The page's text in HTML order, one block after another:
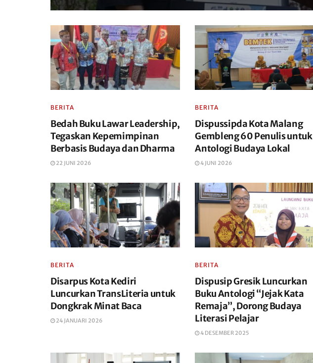
BERITA
Bedah Buku Lawar Leadership,
Tegaskan Kepemimpinan
Berbasis Budaya dan Dharma
22 JUNI 2026
BERITA
Dispussipda Kota Malang
Gembleng 60 Penulis untuk
Antologi Budaya Lokal
4 JUNI 2026
BERITA
Disarpus Kota Kediri
Luncurkan TransLiteria untuk
Dongkrak Minat Baca
24 JANUARI 2026
BERITA
Dispusip Gresik Luncurkan
Buku Antologi “Jejak Kata
Remaja”, Dorong Budaya
Literasi Pelajar
4 DESEMBER 2025